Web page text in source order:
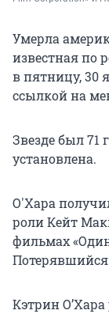
Умерла
известная по
в пятницу, 30
ссылкой на
Звезде был 71
установлена.
О'Хара
роли Кейт
фильмах
Кэтрин О’Хара